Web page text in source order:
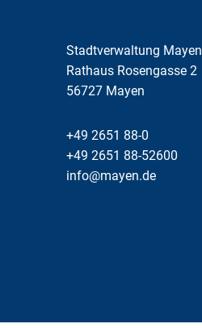
Stadtverwaltung Mayen
Rathaus Rosengasse 2
56727 Mayen
+49 2651 88-0
+49 2651 88-52600
info@mayen.de